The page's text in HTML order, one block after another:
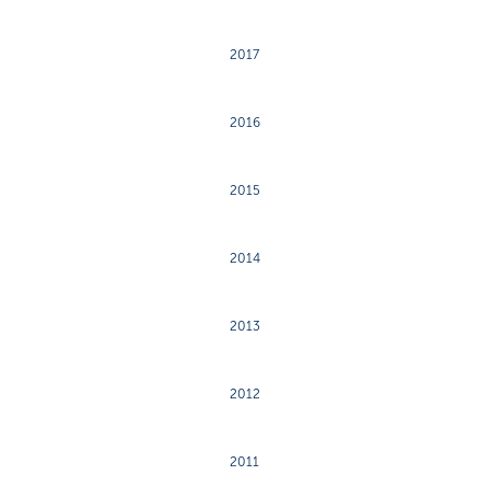
2017
2016
2015
2014
2013
2012
2011